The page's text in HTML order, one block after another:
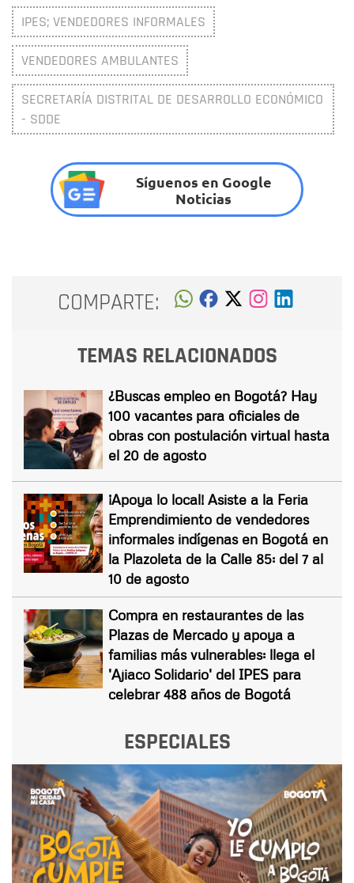
IPES; VENDEDORES INFORMALES
VENDEDORES AMBULANTES
SECRETARÍA DISTRITAL DE DESARROLLO ECONÓMICO
- SDDE
Síguenos en Google
Noticias
COMPARTE:
TEMAS RELACIONADOS
¿Buscas empleo en Bogotá? Hay
100 vacantes para oficiales de
obras con postulación virtual hasta
el 20 de agosto
¡Apoya lo local! Asiste a la Feria
Emprendimiento de vendedores
informales indígenas en Bogotá en
la Plazoleta de la Calle 85: del 7 al
10 de agosto
Compra en restaurantes de las
Plazas de Mercado y apoya a
familias más vulnerables: llega el
'Ajiaco Solidario' del IPES para
celebrar 488 años de Bogotá
ESPECIALES